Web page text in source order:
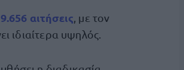
αιτήσεις , με τον
ιδιαίτερα υψηλός.